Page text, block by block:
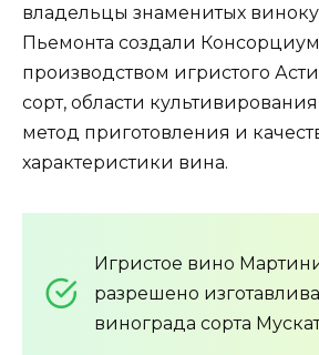
владельцы знаменитых
Пьемонта создали
производством игристого
сорт, области
метод приготовления и
характеристики вина.
Игристое вино
разрешено
винограда сорта